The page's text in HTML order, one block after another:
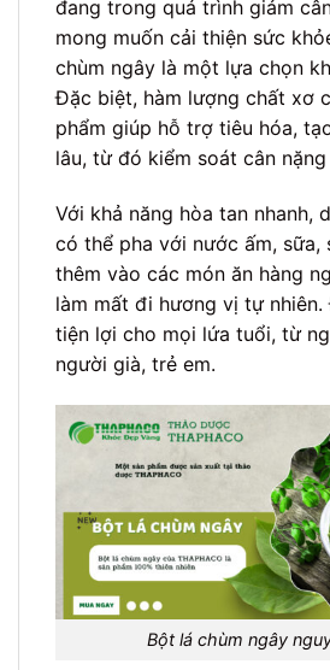
đang trong quá trình giảm
mong muốn cải thiện sức
chùm ngây là một lựa chọn
Đặc biệt, hàm lượng chất xơ
phẩm giúp hỗ trợ tiêu hóa,
lâu, từ đó kiểm soát cân nặng
Với khả năng hòa tan nhanh,
có thể pha với nước ấm, sữa,
thêm vào các món ăn hàng
làm mất đi hương vị tự
tiện lợi cho mọi lứa tuổi, từ
người già, trẻ em.
Bột lá chùm ngây